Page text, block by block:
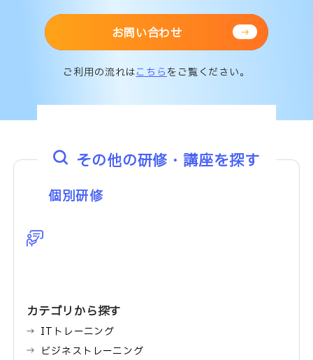
お問い合わせ
ご利用の流れはこちらをご覧ください。
その他の研修・講座を探す
個別研修
カテゴリから探す
ITトレーニング
ビジネストレーニング